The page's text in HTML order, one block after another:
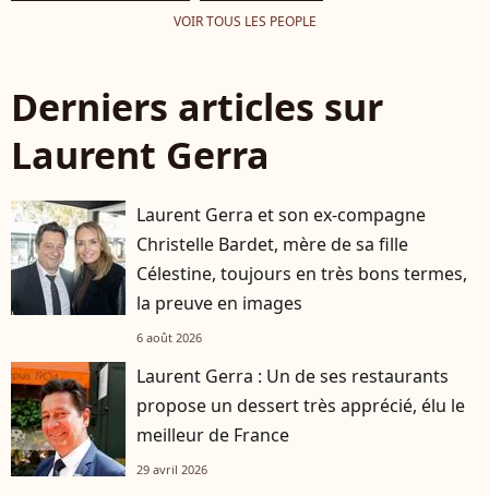
VOIR TOUS LES PEOPLE
Derniers articles sur
Laurent Gerra
Laurent Gerra et son ex-compagne
Christelle Bardet, mère de sa fille
Célestine, toujours en très bons termes,
la preuve en images
6 août 2026
Laurent Gerra : Un de ses restaurants
propose un dessert très apprécié, élu le
meilleur de France
29 avril 2026